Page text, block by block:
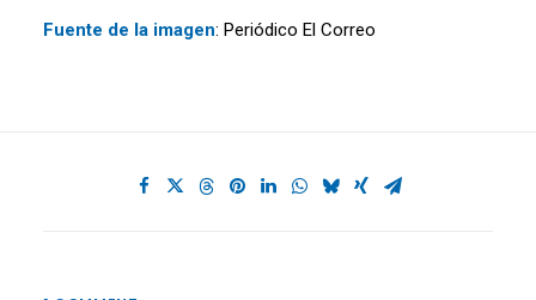
Fuente de la imagen: Periódico El Correo